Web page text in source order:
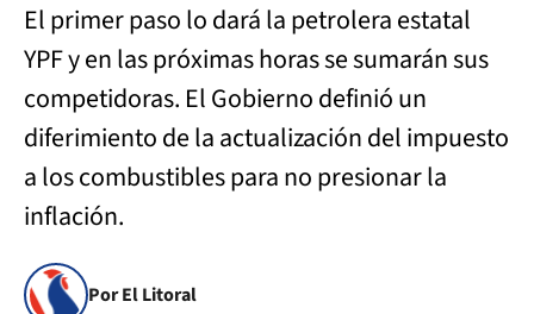
El primer paso lo dará la petrolera estatal
YPF y en las próximas horas se sumarán sus
competidoras. El Gobierno definió un
diferimiento de la actualización del impuesto
a los combustibles para no presionar la
inflación.
Por El Litoral